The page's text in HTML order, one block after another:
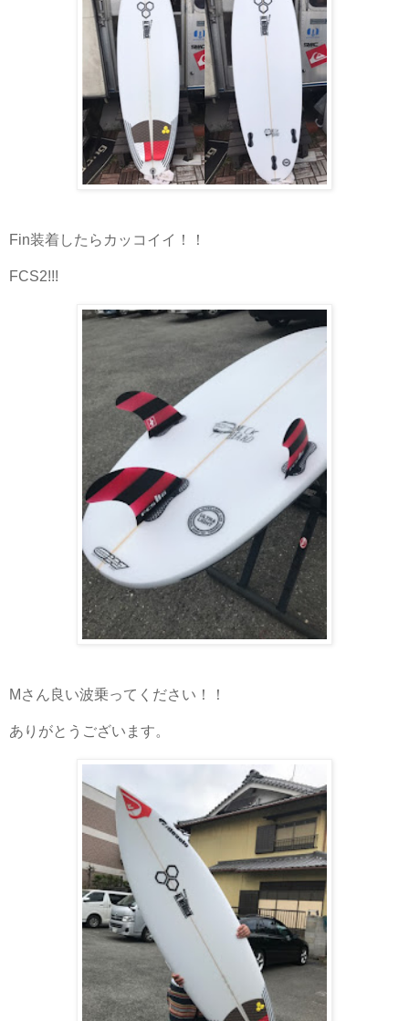
Fin装着したらカッコイイ！！
FCS2!!!
Mさん良い波乗ってください！！
ありがとうございます。